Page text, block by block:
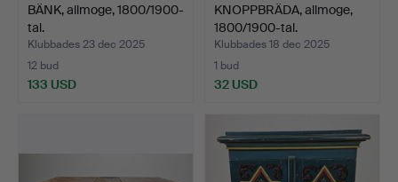
BÄNK, allmoge, 1800/1900-
tal.
Klubbades 23 dec 2025
12 bud
133 USD
KNOPPBRÄDA, allmoge,
1800/1900-tal.
Klubbades 18 dec 2025
1 bud
32 USD